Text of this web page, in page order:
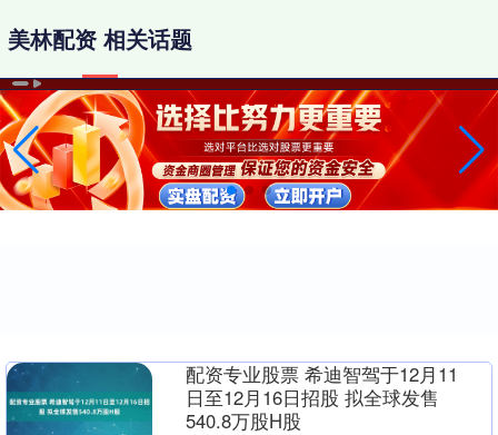
美林配资 相关话题
配资专业股票 希迪智驾于12月11
日至12月16日招股 拟全球发售
540.8万股H股